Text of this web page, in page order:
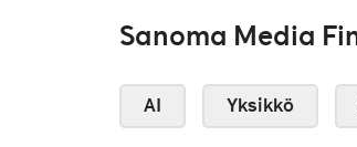
Sanoma Media
AI Yksikkö